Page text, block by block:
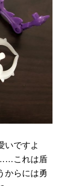
いですよ
これは盾
からには勇